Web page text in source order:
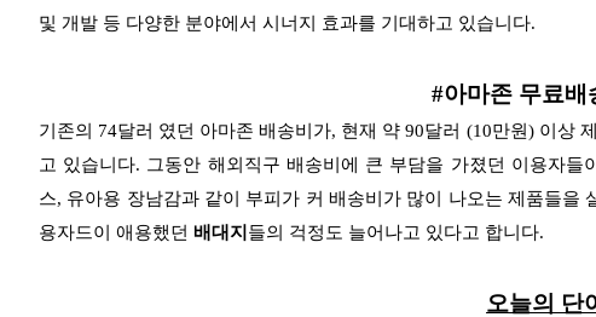
및 개발 등 다양한 분야에서 시너지 효과를 기대하고 있습니다.
#아마존 무료배
기존의 74달러 였던 아마존 배송비가, 현재 약 90달러 (10만원) 이상
고 있습니다. 그동안 해외직구 배송비에 큰 부담을 가졌던 이용자
스, 유아용 장남감과 같이 부피가 커 배송비가 많이 나오는 제품들을
용자드이 애용했던 배대지들의 걱정도 늘어나고 있다고 합니다.
오늘의 단